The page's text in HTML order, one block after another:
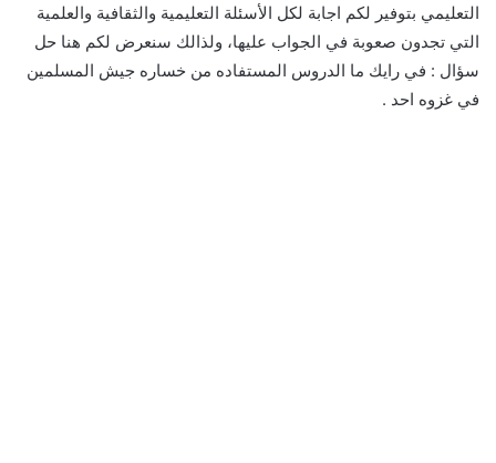
التعليمي بتوفير لكم اجابة لكل الأسئلة التعليمية والثقافية والعلمية
التي تجدون صعوبة في الجواب عليها، ولذالك سنعرض لكم هنا حل
سؤال : في رايك ما الدروس المستفاده من خساره جيش المسلمين
في غزوه احد .